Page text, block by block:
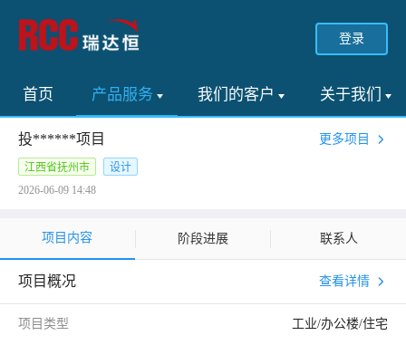
登录
首页 产品服务 我们的客户 关于我们
投******项目 更多项目
江西省抚州市
设计
2026-06-09 14:48
项目内容 阶段进展 联系人
项目概况 查看详情
项目类型 工业/办公楼/住宅